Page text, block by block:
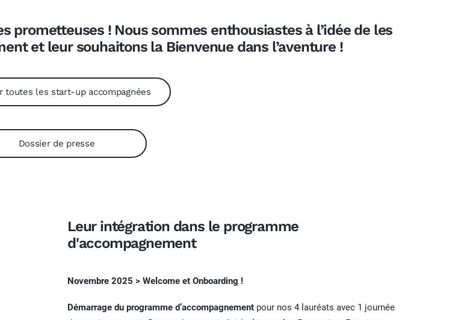
prometteuses ! Nous sommes enthousiastes à l’idée de les
et leur souhaitons la Bienvenue dans l’aventure!
toutes les start-up accompagnées
Dossier de presse
Leur intégration dans le programme
d'accompagnement
Novembre 2025 > Welcome et Onboarding !
Démarrage du programme d’accompagnement pour nos 4 lauréats avec 1 journée